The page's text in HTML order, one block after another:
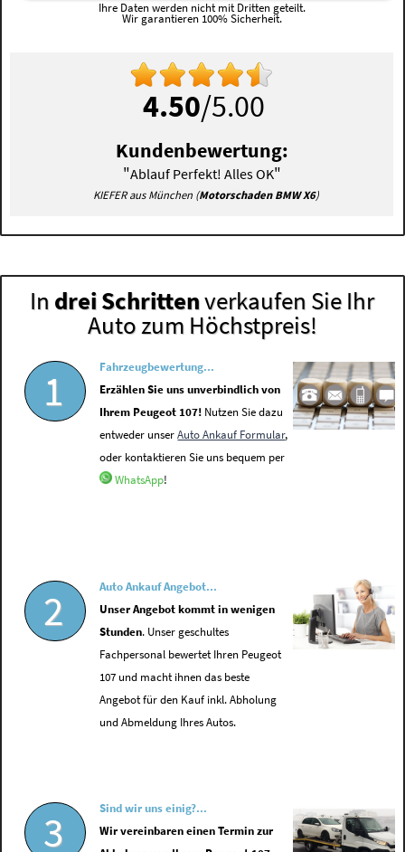
Ihre Daten werden nicht mit Dritten geteilt.
Wir garantieren 100% Sicherheit.
4.50/5.00
Kundenbewertung:
"Ablauf Perfekt! Alles OK"
KIEFER aus München (Motorschaden BMW X6)
In drei Schrittenverkaufen Sie Ihr
Auto zum Höchstpreis!
1
Fahrzeugbewertung...
Erzählen Sie uns unverbindlich von
Ihrem Peugeot 107! Nutzen Sie dazu
entweder unserAuto Ankauf Formular,
oder kontaktieren Sie uns bequem per
WhatsApp!
2
Auto Ankauf Angebot...
Unser Angebot kommt in wenigen
Stunden. Unser geschultes
Fachpersonal bewertet Ihren Peugeot
107 und macht ihnen das beste
Angebot für den Kauf inkl. Abholung
und Abmeldung Ihres Autos.
3
Sind wir uns einig?...
Wir vereinbaren einen Termin zur